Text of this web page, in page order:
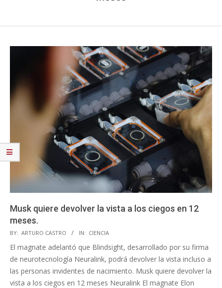
Musk quiere devolver la vista a los ciegos en 12
meses.
2025-
05-
06
BY: ARTURO CASTRO IN: CIENCIA
El magnate adelantó que Blindsight, desarrollado por su firma
de neurotecnología Neuralink, podrá devolver la vista incluso a
las personas invidentes de nacimiento. Musk quiere devolver la
vista a los ciegos en 12 meses Neuralink El magnate Elon